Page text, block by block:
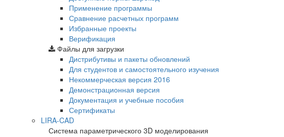
Применение программы
Сравнение расчетных программ
Избранные проекты
Верификация
Файлы для загрузки
Дистрибутивы и пакеты обновлений
Для студентов и самостоятельного изучения
Некоммерческая версия 2016
Демонстрационная версия
Документация и учебные пособия
Сертификаты
LIRA-CAD
Система параметрического 3D моделирования